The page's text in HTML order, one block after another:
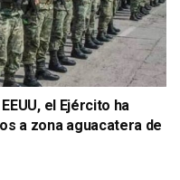
el Ejército ha
a zona aguacatera de